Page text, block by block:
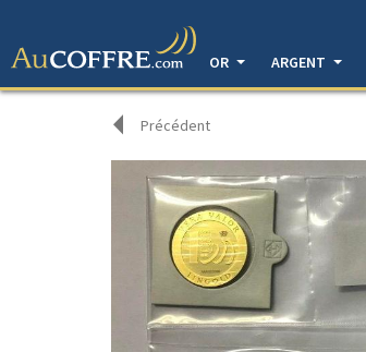
OR
ARGENT
Précédent